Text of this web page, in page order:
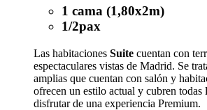
1 cama (1,80x2m)
1/2pax
Las habitaciones Suite cuentan con
espectaculares vistas de Madrid. Se
amplias que cuentan con salón y
ofrecen un estilo actual y cubren todas
disfrutar de una experiencia Premium.